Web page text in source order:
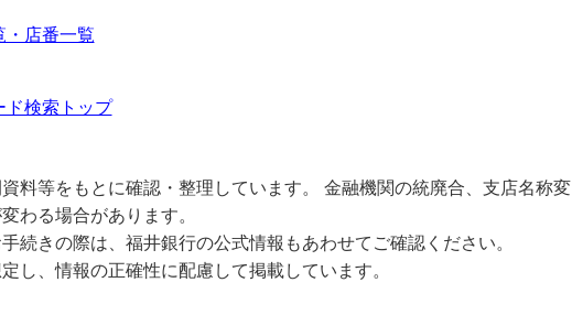
・店番一覧
ド検索トップ
料等をもとに確認・整理しています。 金融機関の統廃合、支店名称変
わる場合があります。
続きの際は、福井銀行の公式情報もあわせてご確認ください。
し、情報の正確性に配慮して掲載しています。